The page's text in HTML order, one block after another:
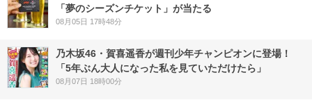
「夢のシーズンチケット」が当たる
08月05日 17時48分
乃木坂46・賀喜遥香が週刊少年チャンピオンに登場！
「5年ぶん大人になった私を見ていただけたら」
08月07日 18時00分